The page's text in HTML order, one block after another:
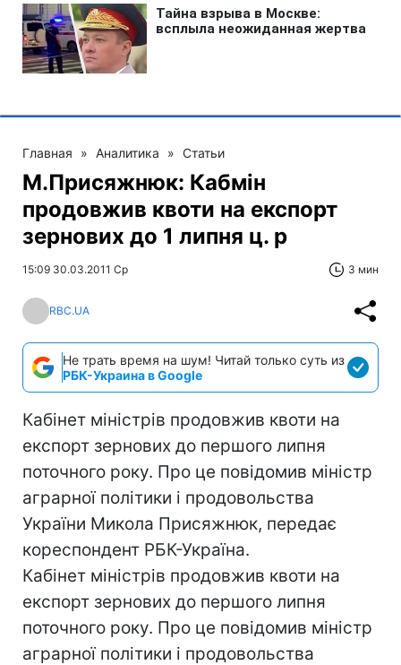
Главная » Аналитика » Статьи
М.Присяжнюк: Кабмін
продовжив квоти на експорт
зернових до 1 липня ц. р
15:09 30.03.2011 Ср 3 мин
RBC.UA
Не трать время на шум! Читай только суть из
РБК-Украина в Google
Кабінет міністрів продовжив квоти на
експорт зернових до першого липня
поточного року. Про це повідомив міністр
аграрної політики і продовольства
України Микола Присяжнюк, передає
кореспондент РБК-Україна.
Кабінет міністрів продовжив квоти на
експорт зернових до першого липня
поточного року. Про це повідомив міністр
аграрної політики і продовольства